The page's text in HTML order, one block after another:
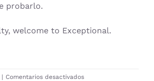
probarlo.
welcome to Exceptional.
| Comentarios desactivadosen